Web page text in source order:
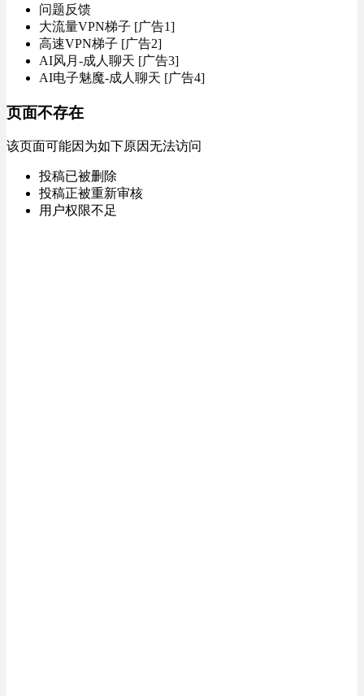
问题反馈
大流量VPN梯子 [广告1]
高速VPN梯子 [广告2]
AI风月-成人聊天 [广告3]
AI电子魅魔-成人聊天 [广告4]
页面不存在
该页面可能因为如下原因无法访问
投稿已被删除
投稿正被重新审核
用户权限不足